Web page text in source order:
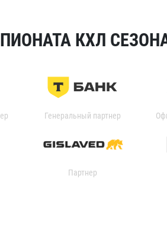
КХЛ
Генеральный партнер
Партнер